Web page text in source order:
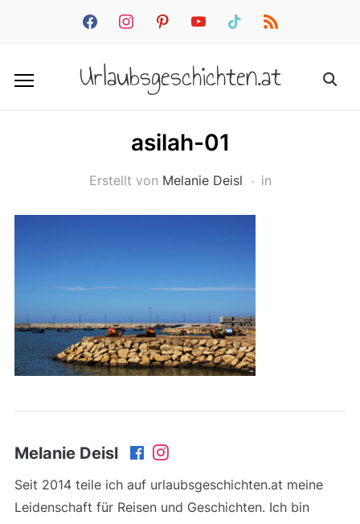
facebookinstagrampinterestyoutube tiktok rss
Urlaubsgeschichten.at
asilah-01
Erstellt von Melanie Deisl in
Melanie Deisl
Seit 2014 teile ich auf urlaubsgeschichten.at meine
Leidenschaft für Reisen und Geschichten. Ich bin